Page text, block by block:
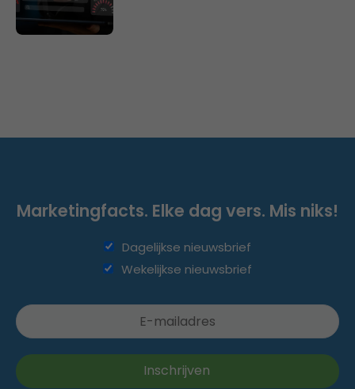
Marketingfacts. Elke dag vers. Mis niks!
Dagelijkse nieuwsbrief
Wekelijkse nieuwsbrief